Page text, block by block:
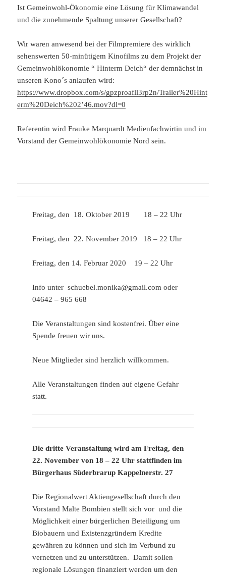
Ist Gemeinwohl-Ökonomie eine Lösung für Klimawandel
und die zunehmende Spaltung unserer Gesellschaft?
Wir waren anwesend bei der Filmpremiere des wirklich
sehenswerten 50-minütigem Kinofilms zu dem Projekt der
Gemeinwohlökonomie “ Hinterm Deich“ der demnächst in
unseren Kono´s anlaufen wird:
https://www.dropbox.com/s/gpzproafll3rp2n/Trailer%20Hint
erm%20Deich%202’46.mov?dl=0
Referentin wird Frauke Marquardt Medienfachwirtin und im
Vorstand der Gemeinwohlökonomie Nord sein.
Freitag, den 18. Oktober 2019 18 – 22 Uhr
Freitag, den 22. November 2019 18 – 22 Uhr
Freitag, den 14. Februar 2020 19 – 22 Uhr
Info unter schuebel.monika@gmail.com oder
04642 – 965 668
Die Veranstaltungen sind kostenfrei. Über eine
Spende freuen wir uns.
Neue Mitglieder sind herzlich willkommen.
Alle Veranstaltungen finden auf eigene Gefahr
statt.
Die dritte Veranstaltung wird am Freitag, den
22. November von 18 – 22 Uhr stattfinden im
Bürgerhaus Süderbrarup Kappelnerstr. 27
Die Regionalwert Aktiengesellschaft durch den
Vorstand Malte Bombien stellt sich vor und die
Möglichkeit einer bürgerlichen Beteiligung um
Biobauern und Existenzgründern Kredite
gewähren zu können und sich im Verbund zu
vernetzen und zu unterstützen. Damit sollen
regionale Lösungen finanziert werden um den